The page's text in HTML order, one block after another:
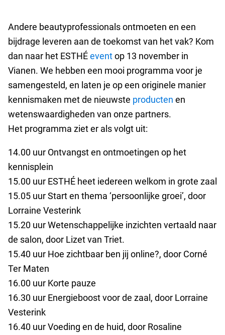
Andere beautyprofessionals ontmoeten en een
bijdrage leveren aan de toekomst van het vak? Kom
dan naar het ESTHÉeventop 13 november in
Vianen. We hebben een mooi programma voor je
samengesteld, en laten je op een originele manier
kennismaken met de nieuwste producten en
wetenswaardigheden van onze partners.
Het programma ziet er als volgt uit:
14.00 uur Ontvangst en ontmoetingen op het
kennisplein
15.00 uur ESTHÉ heet iedereen welkom in grote zaal
15.05 uur Start en thema ‘persoonlijke groei’, door
Lorraine Vesterink
15.20 uur Wetenschappelijke inzichten vertaald naar
de salon, door Lizet van Triet.
15.40 uur Hoe zichtbaar ben jij online?, door Corné
Ter Maten
16.00 uur Korte pauze
16.30 uur Energieboost voor de zaal, door Lorraine
Vesterink
16.40 uur Voeding en de huid, door Rosaline